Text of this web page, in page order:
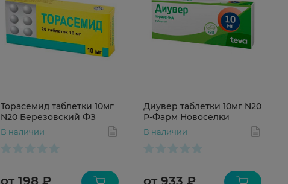
Торасемид таблетки 10мг
N20 Березовский ФЗ
В наличии
Диувер таблетки 10мг N20
Р-Фарм Новоселки
В наличии